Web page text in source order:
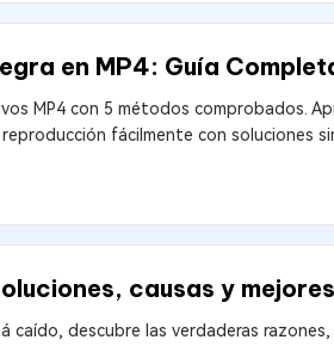
en MP4: Guía
MP4 con 5 métodos comprobados.
fácilmente con soluciones
causas y
caído, descubre las verdaderas